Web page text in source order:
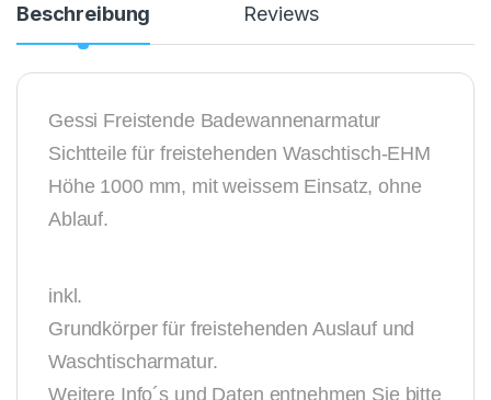
Beschreibung Reviews
Gessi Freistende Badewannenarmatur
Sichtteile für freistehenden Waschtisch-EHM
Höhe 1000 mm, mit weissem Einsatz, ohne
Ablauf.
inkl.
Grundkörper für freistehenden Auslauf und
Waschtischarmatur.
Weitere Info´s und Daten entnehmen Sie bitte